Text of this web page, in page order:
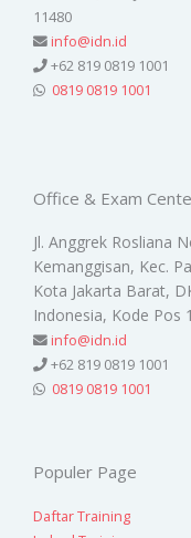
11480
info@idn.id
+62 819 0819 1001
0819 0819 1001
Office & Exam
Jl. Anggrek Rosliana
Kemanggisan, Kec.
Kota Jakarta Barat,
Indonesia, Kode Pos
info@idn.id
+62 819 0819 1001
0819 0819 1001
Populer Page
Daftar Training